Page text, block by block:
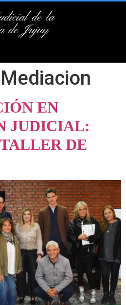
de la
de Jujuy
Mediacion
EN
JUDICIAL:
DE